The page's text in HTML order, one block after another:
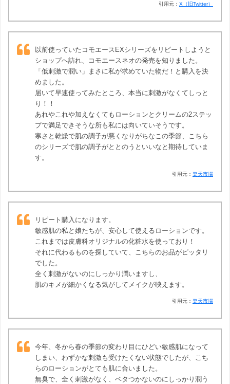
引用元： X（旧Twitter）
以前使っていたコモエースEXシリーズをリピートしようと
ショップへ訪れ、コモエースネオの発売を知りました。
「低刺激で潤い」まさに私が求めていた物だ！と購入を決
めました。
届いて早速使ってみたところ、本当に刺激がなくてしっと
り！！
あれやこれや加えなくてもローションとクリームの2ステッ
プで満足できそうな所も私には向いていそうです。
寒さと乾燥で肌の調子が悪くなりがちなこの季節、こちら
のシリーズで肌の調子がととのうといいなと期待していま
す。
引用元： 楽天市場
リピート購入になります。
敏感肌の私と娘たちが、安心して使えるローションです。
これまでは皮膚科オリジナルの化粧水を使っており！
それに代わるものを探していて、こちらのお品がピッタリ
でした。
全く刺激がないのにしっかり潤いますし、
肌のキメが細かくなる気がしてメイクが映えます。
引用元： 楽天市場
今年、冬から春の季節の変わり目にひどい敏感肌になって
しまい、わずかな刺激も受けたくない状態でしたが、こち
らのローションがとても肌に合いました。
無臭で、全く刺激がなく、ベタつかないのにしっかり潤う